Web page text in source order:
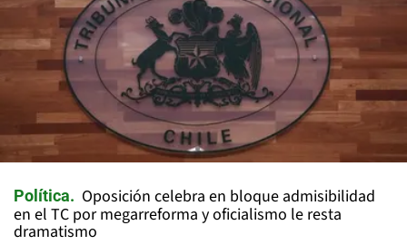
Política
Oposición celebra en bloque admisibilidad
en el TC por megarreforma y oficialismo le resta
dramatismo